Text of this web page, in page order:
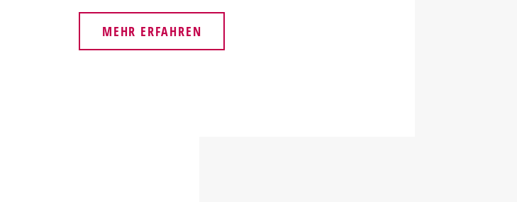
MEHR ERFAHREN